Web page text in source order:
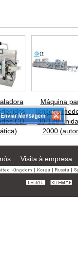
CD-
Máquina
lenços
30-120
2000
Visita à empresa